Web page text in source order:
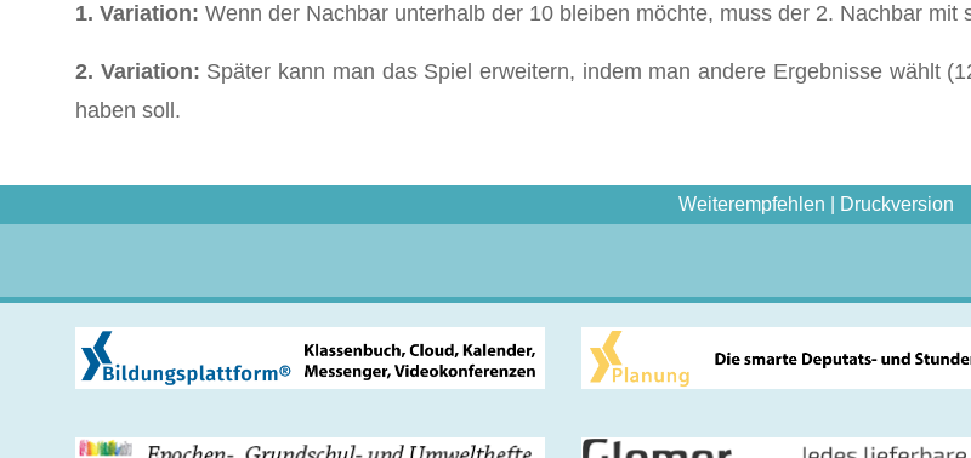
1. Variation: Wenn der Nachbar unterhalb der 10 bleiben möchte, muss der 2. Nachbar mit
2. Variation: Später kann man das Spiel erweitern, indem man andere Ergebnisse wählt
haben soll.
Weiterempfehlen Druckversion